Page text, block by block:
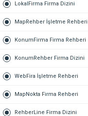
LokalFirma Firma Dizini
MapRehber İşletme Rehberi
KonumFirma Firma Rehberi
KonumRehber Firma Dizini
WebFira İşletme Rehberi
MapNokta Firma Rehberi
RehberLine Firma Dizini